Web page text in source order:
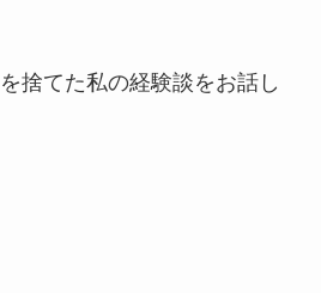
捨てた私の経験談をお話し